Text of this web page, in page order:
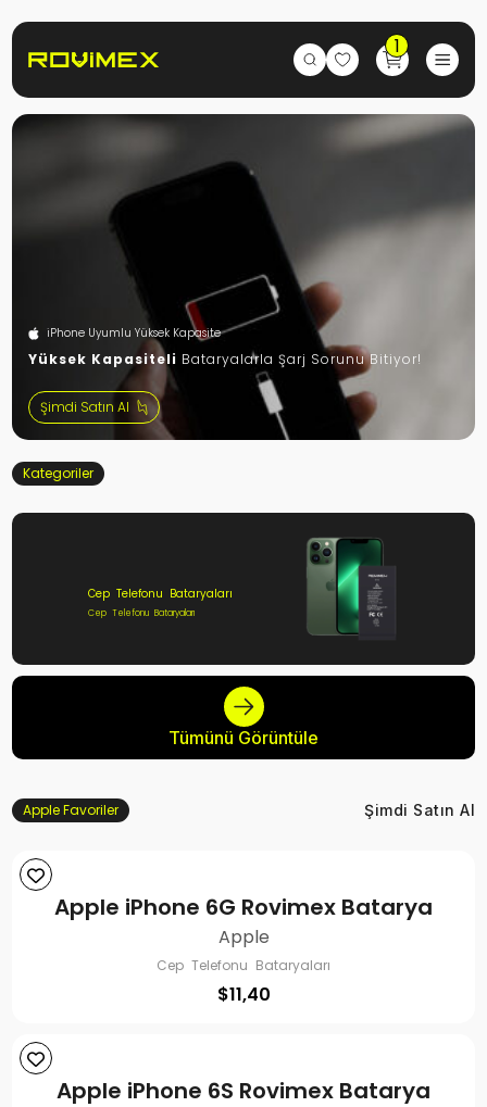
1
iPhone Uyumlu Yüksek Kapasite
Yüksek Kapasiteli Bataryalarla Şarj Sorunu Bitiyor!
Şimdi Satın Al
Kategoriler
Cep Telefonu Bataryaları
Cep Telefonu Bataryaları
Tümünü Görüntüle
Apple Favoriler Şimdi Satın Al
Apple iPhone 6G Rovimex Batarya
Apple
Cep Telefonu Bataryaları
$11,40
Apple iPhone 6S Rovimex Batarya